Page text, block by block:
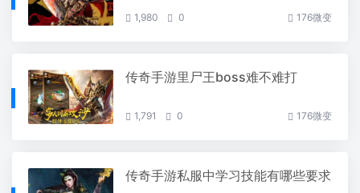
1,980 0 176微变
传奇手游里尸王boss难不难打
1,791 0 176微变
传奇手游私服中学习技能有哪些要求